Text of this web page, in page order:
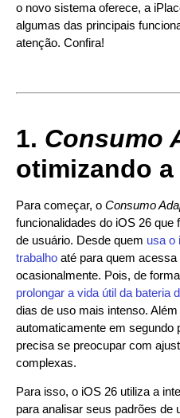
o novo sistema oferece, a
algumas das principais
atenção. Confira!
1. Consumo
otimizando
Para começar, o Consumo
funcionalidades do iOS 26 que
de usuário. Desde quem usa o
trabalho até para quem
ocasionalmente. Pois, de
prolongar a vida útil da bateria
dias de uso mais intenso.
automaticamente em segundo
precisa se preocupar com
complexas.
Para isso, o iOS 26 utiliza a
para analisar seus padrões de